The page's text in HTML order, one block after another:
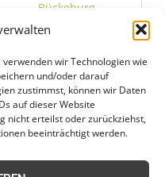
wir Technologien wie
und/oder darauf
zustimmst, können wir Daten
auf dieser Website
nicht erteilst oder zurückziehst,
beeinträchtigt werden.
Bückeburg
Objektpflege in Gehrden
Objektpflege in
Hannover